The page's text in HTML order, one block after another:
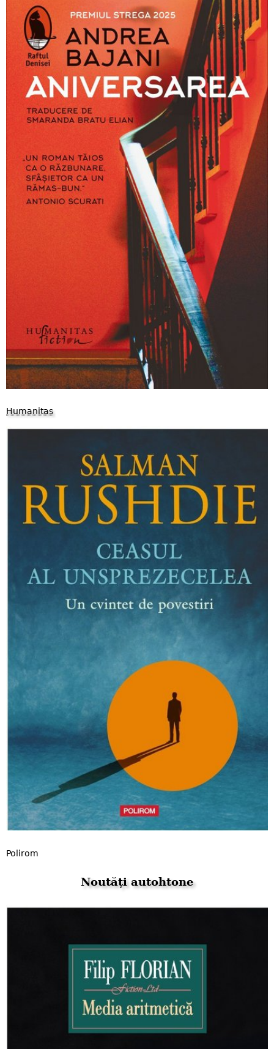
Humanitas
Polirom
Noutăți autohtone